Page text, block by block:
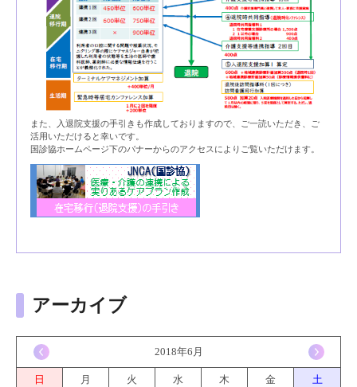
また、入退院支援の手引きも作成しておりますので、ご一読いただき、ご
活用いただけると幸いです。
国診協ホームページ下のバナーからのアクセスによりご覧いただけます。
アーカイブ
2018年6月
日 月 火 水 木 金 土